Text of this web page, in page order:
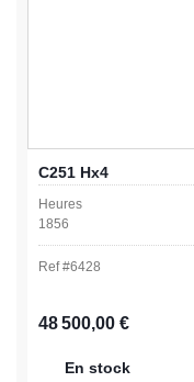
C251 Hx4
Heures
1856
Ref #6428
Prix régulier :
48 500,00 €
En stock